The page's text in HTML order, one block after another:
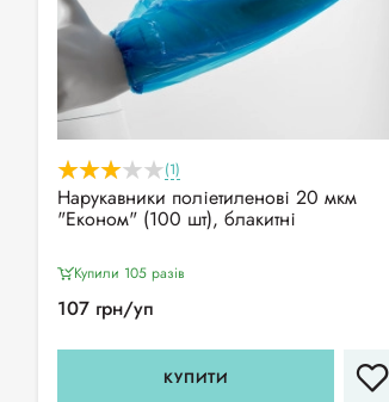
(1)
Нарукавники поліетиленові 20 мкм
"Економ" (100 шт), блакитні
Купили 105 разiв
107 грн/уп
КУПИТИ